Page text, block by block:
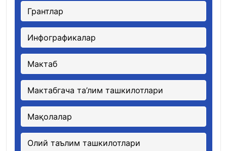
Грантлар
Инфографикалар
Мактаб
Мактабгача та’лим ташкилотлари
Мақолалар
Олий таълим ташкилотлари